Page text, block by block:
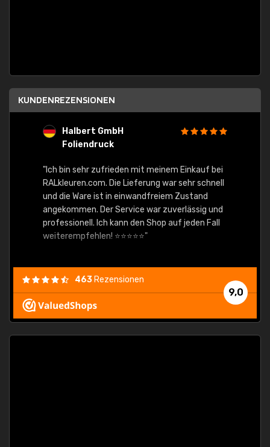
KUNDENREZENSIONEN
Halbert GmbH
Foliendruck
"Ich bin sehr zufrieden mit meinem Einkauf bei
RALkleuren.com. Die Lieferung war sehr schnell
und die Ware ist in einwandfreiem Zustand
angekommen. Der Service war zuverlässig und
professionell. Ich kann den Shop auf jeden Fall
weiterempfehlen! ⭐⭐⭐⭐⭐"
9,0
463 Rezensionen